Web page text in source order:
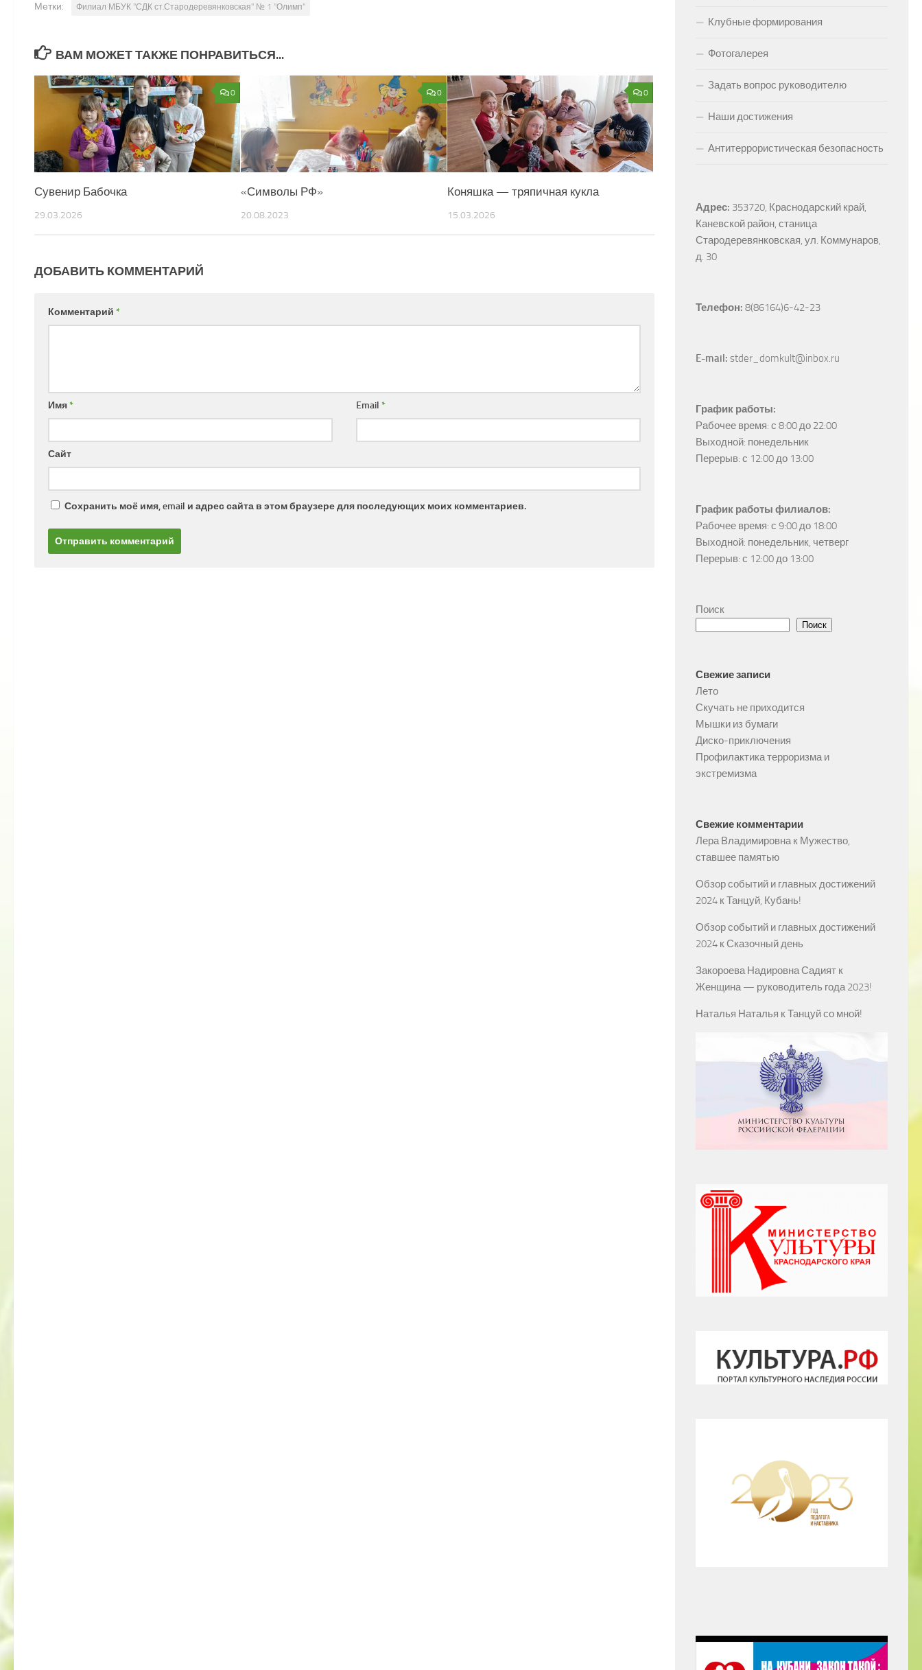
Метки: Филиал МБУК "СДК ст.Стародеревянковская" № 1 "Олимп"
ВАМ МОЖЕТ ТАКЖЕ ПОНРАВИТЬСЯ...
0
Сувенир Бабочка
29.03.2026
0
«Символы РФ»
20.08.2023
0
Коняшка — тряпичная кукла
15.03.2026
ДОБАВИТЬ КОММЕНТАРИЙ
Комментарий *
Имя* Email*
Сайт
Сохранить моё имя, email и адрес сайта в этом браузере для последующих моих комментариев.
Клубные формирования
Фотогалерея
Задать вопрос руководителю
Наши достижения
Антитеррористическая безопасность
Адрес: 353720, Краснодарский край,
Каневской район, станица
Стародеревянковская, ул. Коммунаров,
д. 30
Телефон: 8(86164)6-42-23
E-mail: stder_domkult@inbox.ru
График работы:
Рабочее время: с 8:00 до 22:00
Выходной: понедельник
Перерыв: с 12:00 до 13:00
График работы филиалов:
Рабочее время: с 9:00 до 18:00
Выходной: понедельник, четверг
Перерыв: с 12:00 до 13:00
Поиск
Поиск
Свежие записи
Лето
Скучать не приходится
Мышки из бумаги
Диско-приключения
Профилактика терроризма и
экстремизма
Свежие комментарии
Лера Владимировнак Мужество,
ставшее памятью
Обзор событий и главных достижений
2024 кТанцуй, Кубань!
Обзор событий и главных достижений
2024 кСказочный день
Закороева Надировна Садият к
Женщина — руководитель года 2023!
Наталья Наталья кТанцуй со мной!